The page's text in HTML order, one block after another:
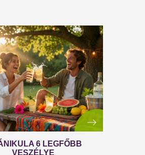
PROBLÉMÁJA:
TÜNETEI ÉS LEHETSÉGES
MEGOLDÁSAI
vagy más néven a szexuális
sok férfi számára központi
Nem csupán a testi egészséget,